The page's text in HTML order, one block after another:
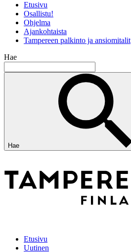
Etusivu
Osallistu!
Ohjelma
Ajankohtaista
Tampereen palkinto ja ansiomitalit
Hae
Hae
Etusivu
Uutinen